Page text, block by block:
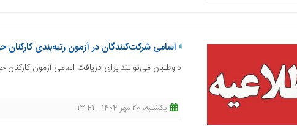
اسامی شرکت‌کنندگان در آزمون رتبه‌بندی کارکنان
داوطلبان می‌توانند برای دریافت اسامی آزمون کارکنان حرفه‌ای دوم آبان 1404 به
یکشنبه، 20 مهر 1404 - 13:41